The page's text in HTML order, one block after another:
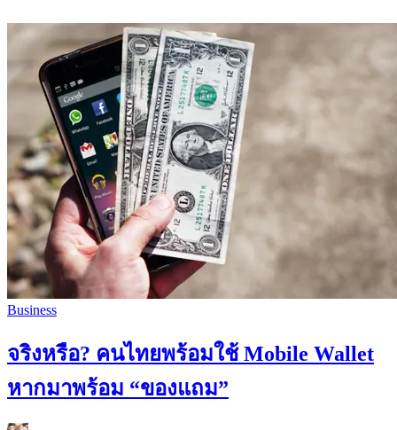
Business
จริงหรือ? คนไทยพร้อมใช้ Mobile Wallet
หากมาพร้อม “ของแถม”